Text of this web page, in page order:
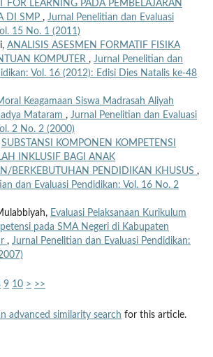
FOR LEARNING PADA PEMBELAJARAN
DI SMP , Jurnal Penelitian dan Evaluasi
15 No. 1 (2011)
ANALISIS ASESMEN FORMATIF FISIKA
KOMPUTER , Jurnal Penelitian dan
Vol. 16 (2012): Edisi Dies Natalis ke-48
Keagamaan Siswa Madrasah Aliyah
Mataram , Jurnal Penelitian dan Evaluasi
2 No. 2 (2000)
SUBSTANSI KOMPONEN KOMPETENSI
INKLUSIF BAGI ANAK
BERKEBUTUHAN PENDIDIKAN KHUSUS ,
dan Evaluasi Pendidikan: Vol. 16 No. 2
Evaluasi Pelaksanaan Kurikulum
pada SMA Negeri di Kabupaten
, Jurnal Penelitian dan Evaluasi Pendidikan:
9 10 > >>
advanced similarity search for this article.